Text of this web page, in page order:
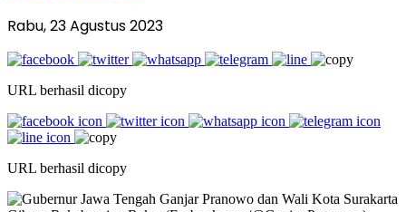
Rabu, 23 Agustus 2023
URL berhasil dicopy
URL berhasil dicopy